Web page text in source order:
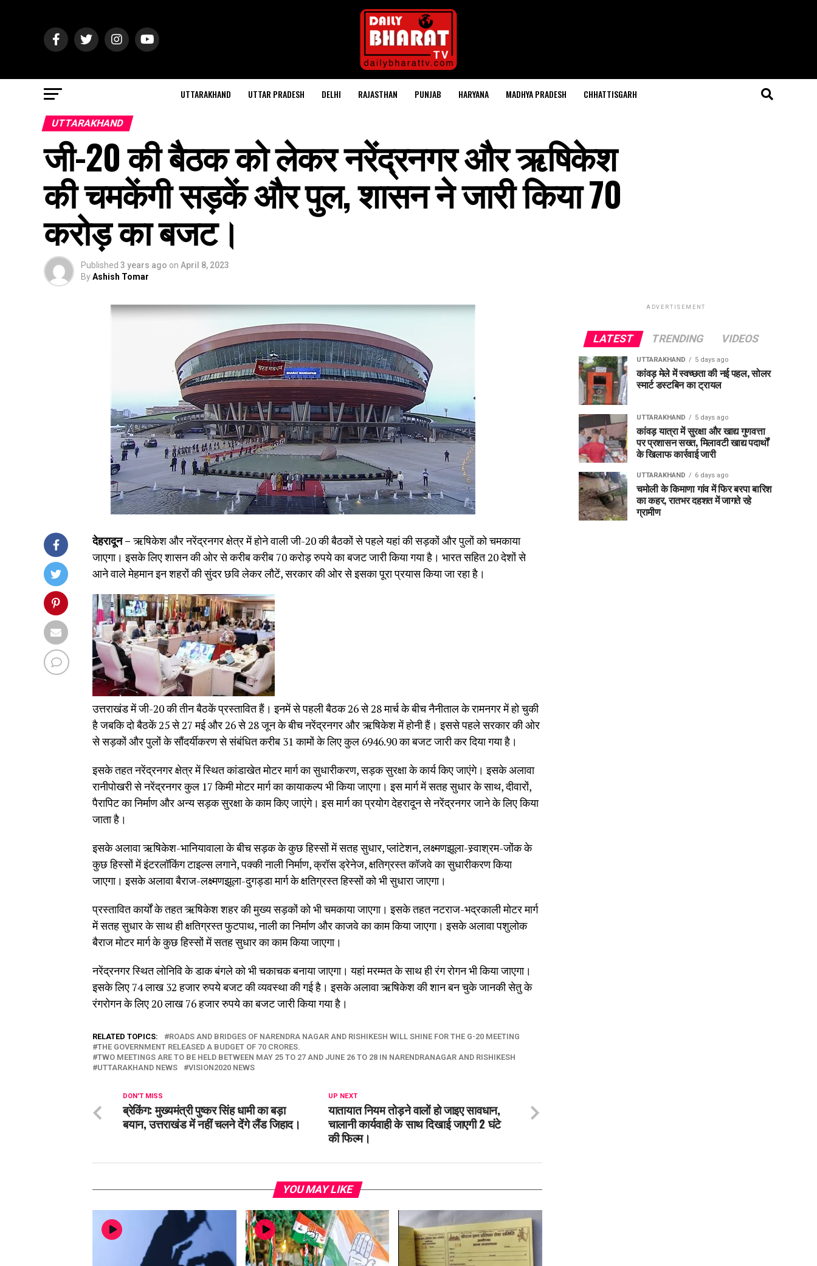
UTTARAKHAND UTTAR PRADESH DELHI RAJASTHAN PUNJAB HARYANA MADHYA PRADESH CHHATTISGARH
UTTARAKHAND
जी-20 की बैठक को लेकर नरेंद्रनगर और ऋषिकेश
की चमकेंगी सड़कें और पुल, शासन ने जारी किया 70
करोड़ का बजट।
Published 3 years ago on April 8, 2023
ByAshish Tomar
देहरादून –ऋषिकेश और नरेंद्रनगर क्षेत्र में होने वाली जी-20 की बैठकों से पहले यहां की सड़कों और पुलों को चमकाया
जाएगा। इसके लिए शासन की ओर से करीब करीब 70 करोड़ रुपये का बजट जारी किया गया है। भारत सहित 20 देशों से
आने वाले मेहमान इन शहरों की सुंदर छवि लेकर लौटें, सरकार की ओर से इसका पूरा प्रयास किया जा रहा है।
उत्तराखंड में जी-20 की तीन बैठकें प्रस्तावित हैं। इनमें से पहली बैठक 26 से 28 मार्च के बीच नैनीताल के रामनगर में हो चुकी
है जबकि दो बैठकें 25 से 27 मई और 26 से 28 जून के बीच नरेंद्रनगर और ऋषिकेश में होनी हैं। इससे पहले सरकार की ओर
से सड़कों और पुलों के सौंदर्यीकरण से संबंधित करीब 31 कामों के लिए कुल 6946.90 का बजट जारी कर दिया गया है।
इसके तहत नरेंद्रनगर क्षेत्र में स्थित कांडाखेत मोटर मार्ग का सुधारीकरण, सड़क सुरक्षा के कार्य किए जाएंगे। इसके अलावा
रानीपोखरी से नरेंद्रनगर कुल 17 किमी मोटर मार्ग का कायाकल्प भी किया जाएगा। इस मार्ग में सतह सुधार के साथ, दीवारों,
पैरापिट का निर्माण और अन्य सड़क सुरक्षा के काम किए जाएंगे। इस मार्ग का प्रयोग देहरादून से नरेंद्रनगर जाने के लिए किया
जाता है।
इसके अलावा ऋषिकेश-भानियावाला के बीच सड़क के कुछ हिस्सों में सतह सुधार, प्लांटेशन, लक्ष्मणझूला-स्र्वाश्रम-जोंक के
कुछ हिस्सों में इंटरलॉकिंग टाइल्स लगाने, पक्की नाली निर्माण, क्रॉस ड्रेनेज, क्षतिग्रस्त कॉजवे का सुधारीकरण किया
जाएगा। इसके अलावा बैराज-लक्ष्मणझूला-दुगड्डा मार्ग के क्षतिग्रस्त हिस्सों को भी सुधारा जाएगा।
प्रस्तावित कार्यों के तहत ऋषिकेश शहर की मुख्य सड़कों को भी चमकाया जाएगा। इसके तहत नटराज-भद्रकाली मोटर मार्ग
में सतह सुधार के साथ ही क्षतिग्रस्त फुटपाथ, नाली का निर्माण और काजवे का काम किया जाएगा। इसके अलावा पशुलोक
बैराज मोटर मार्ग के कुछ हिस्सों में सतह सुधार का काम किया जाएगा।
नरेंद्रनगर स्थित लोनिवि के डाक बंगले को भी चकाचक बनाया जाएगा। यहां मरम्मत के साथ ही रंग रोगन भी किया जाएगा।
इसके लिए 74 लाख 32 हजार रुपये बजट की व्यवस्था की गई है। इसके अलावा ऋषिकेश की शान बन चुके जानकी सेतु के
रंगरोगन के लिए 20 लाख 76 हजार रुपये का बजट जारी किया गया है।
RELATED TOPICS:
ROADS AND BRIDGES OF NARENDRA NAGAR AND RISHIKESH WILL SHINE FOR THE G-20 MEETING
THE GOVERNMENT RELEASED A BUDGET OF 70 CRORES.
TWO MEETINGS ARE TO BE HELD BETWEEN MAY 25 TO 27 AND JUNE 26 TO 28 IN NARENDRANAGAR AND RISHIKESH
UTTARAKHAND NEWS
VISION2020 NEWS
UP NEXT
यातायात नियम तोड़ने वालों हो जाइए सावधान,
चालानी कार्यवाही के साथ दिखाई जाएगी 2 घंटे
की फिल्म।
DON'T MISS
ब्रेकिंग: मुख्यमंत्री पुष्कर सिंह धामी का बड़ा
बयान, उत्तराखंड में नहीं चलने देंगे लैंड जिहाद।
YOU MAY LIKE
ADVERTISEMENT
LATEST TRENDING VIDEOS
UTTARAKHAND 5 days ago
कांवड़ मेले में स्वच्छता की नई पहल, सोलर
स्मार्ट डस्टबिन का ट्रायल
UTTARAKHAND 5 days ago
कांवड़ यात्रा में सुरक्षा और खाद्य गुणवत्ता
पर प्रशासन सख्त, मिलावटी खाद्य पदार्थों
के खिलाफ कार्रवाई जारी
UTTARAKHAND 6 days ago
चमोली के किमाणा गांव में फिर बरपा बारिश
का कहर, रातभर दहशत में जागते रहे
ग्रामीण